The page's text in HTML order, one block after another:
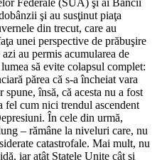
Federale (SUA) şi ai Băncii
şi au susţinut piaţa
din trecut, care au
unei perspective de prăbuşire
au permis acumularea de
să evite colapsul complet:
părea că s-a încheiat vara
însă, că acesta nu a fost
fel cum nici trendul ascendent
În cele din urmă,
– rămâne la niveluri care, nu
catastrofale. Mai mult, nu
iar atât Statele Unite cât şi